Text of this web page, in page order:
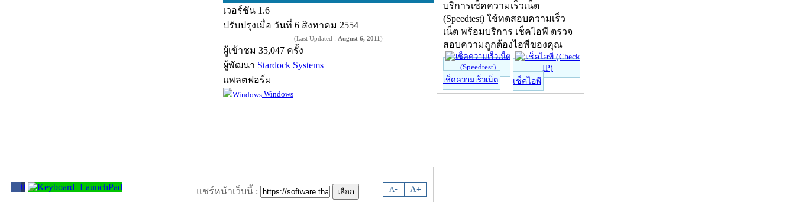
เวอร์ชัน 1.6
ปรับปรุงเมื่อ วันที่ 6 สิงหาคม 2554
(Last Updated : August 6, 2011)
ผู้เข้าชม 35,047 ครั้ง
ผู้พัฒนา Stardock Systems
แพลตฟอร์ม
Windows
0 A- A+
แชร์หน้าเว็บนี้ :
บริการเช็คความเร็วเน็ต
(Speedtest) ใช้ทดสอบความเร็ว
เน็ต พร้อมบริการ เช็คไอพี ตรวจ
สอบความถูกต้องไอพีของคุณ
เช็คความเร็วเน็ต เช็คไอพี